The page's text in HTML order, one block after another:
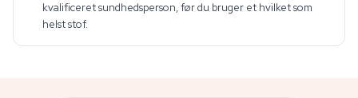
kvalificeret sundhedsperson, før du bruger et hvilket som
helst stof.